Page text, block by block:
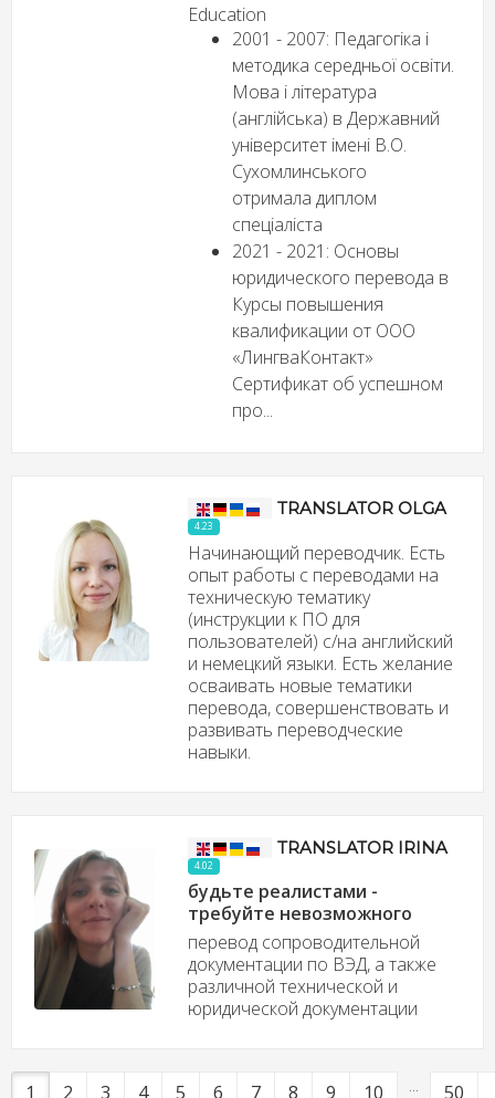
Education
2001 - 2007: Педагогіка і
методика середньої освіти.
Мова і література
(англійська) в Державний
університет імені В.О.
Сухомлинського
отримала диплом
спеціаліста
2021 - 2021: Основы
юридического перевода в
Курсы повышения
квалификации от ООО
«ЛингваКонтакт»
Сертификат об успешном
про...
TRANSLATOR OLGA
4.23
Начинающий переводчик. Есть
опыт работы с переводами на
техническую тематику
(инструкции к ПО для
пользователей) с/на английский
и немецкий языки. Есть желание
осваивать новые тематики
перевода, совершенствовать и
развивать переводческие
навыки.
TRANSLATOR IRINA
4.02
будьте реалистами -
требуйте невозможного
перевод сопроводительной
документации по ВЭД, а также
различной технической и
юридической документации
1 2 3 4 5 6 7 8 9 10 ... 50